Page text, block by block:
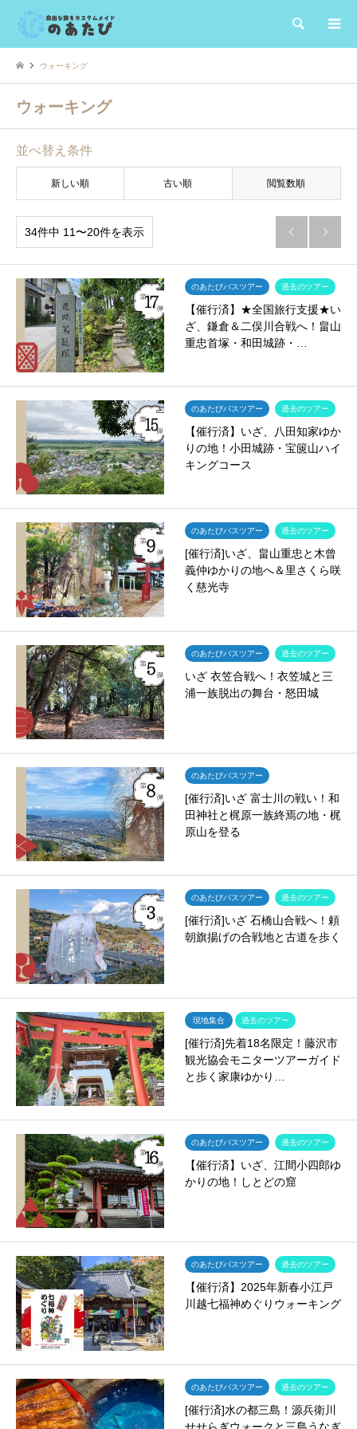
検索
ウォーキング
ウォーキング
並べ替え条件
新しい順 古い順 閲覧数順
34件中 11〜20件を表示  
のあたびバスツアー 過去のツアー
【催行済】★全国旅行支援★い
ざ、鎌倉＆二俣川合戦へ！畠山
重忠首塚・和田城跡・…
のあたびバスツアー 過去のツアー
【催行済】いざ、八田知家ゆか
りの地！小田城跡・宝篋山ハイ
キングコース
のあたびバスツアー 過去のツアー
[催行済]いざ、畠山重忠と木曾
義仲ゆかりの地へ＆里さくら咲
く慈光寺
のあたびバスツアー 過去のツアー
いざ 衣笠合戦へ！衣笠城と三
浦一族脱出の舞台・怒田城
のあたびバスツアー
[催行済]いざ 富士川の戦い！和
田神社と梶原一族終焉の地・梶
原山を登る
のあたびバスツアー 過去のツアー
[催行済]いざ 石橋山合戦へ！頼
朝旗揚げの合戦地と古道を歩く
現地集合 過去のツアー
[催行済]先着18名限定！藤沢市
観光協会モニターツアーガイド
と歩く家康ゆかり…
のあたびバスツアー 過去のツアー
【催行済】いざ、江間小四郎ゆ
かりの地！しとどの窟
のあたびバスツアー 過去のツアー
【催行済】2025年新春小江戸
川越七福神めぐりウォーキング
のあたびバスツアー 過去のツアー
[催行済]水の都三島！源兵衛川
せせらぎウォークと三島うなぎ